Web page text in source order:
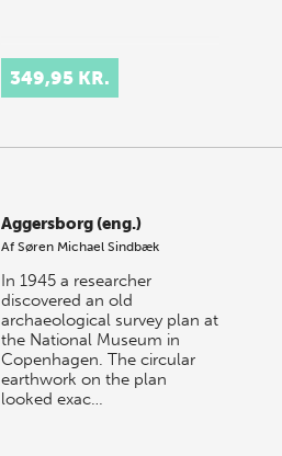
349,95 KR.
Aggersborg (eng.)
AfSøren Michael Sindbæk
In 1945 a researcher
discovered an old
archaeological survey plan at
the National Museum in
Copenhagen. The circular
earthwork on the plan
looked exac…